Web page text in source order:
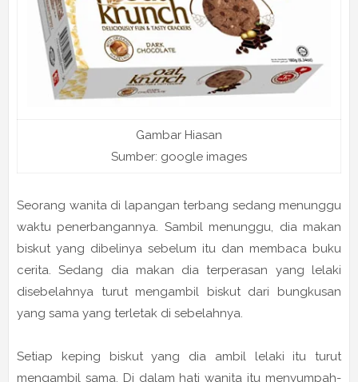
Gambar Hiasan
Sumber: google images
Seorang wanita di lapangan terbang sedang menunggu
waktu penerbangannya. Sambil menunggu, dia makan
biskut yang dibelinya sebelum itu dan membaca buku
cerita. Sedang dia makan dia terperasan yang lelaki
disebelahnya turut mengambil biskut dari bungkusan
yang sama yang terletak di sebelahnya.
Setiap keping biskut yang dia ambil lelaki itu turut
mengambil sama. Di dalam hati wanita itu menyumpah-